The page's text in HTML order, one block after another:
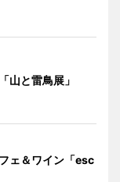
山と雷鳥展」
ェ＆ワイン「esc